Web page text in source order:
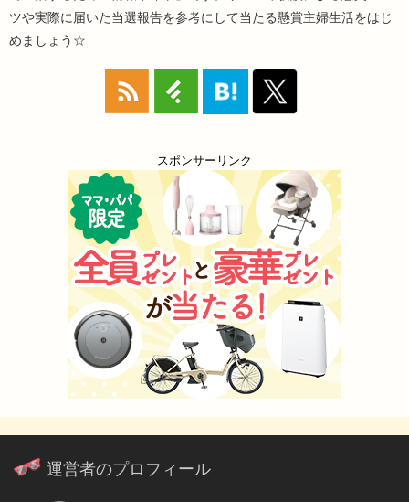
ツや実際に届いた当選報告を参考にして当たる懸賞主婦生活をはじ
めましょう☆
スポンサーリンク
運営者のプロフィール